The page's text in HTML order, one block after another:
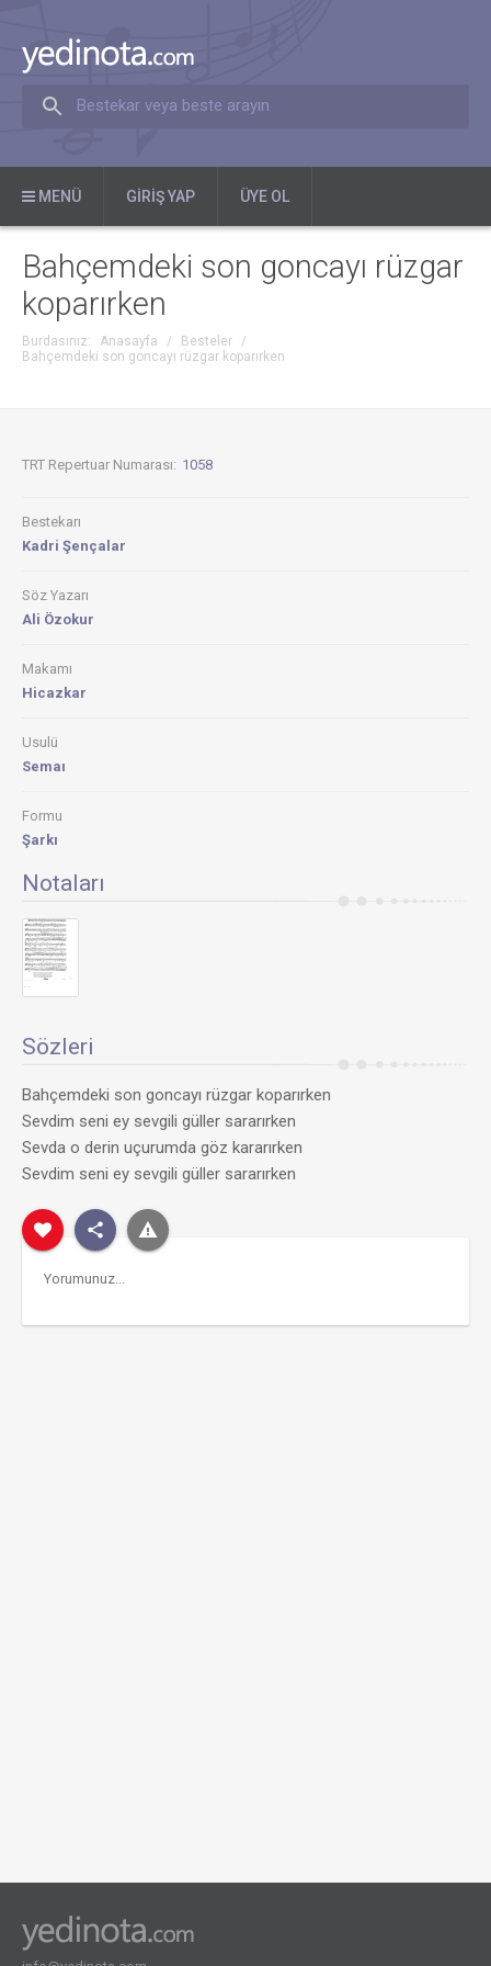
Bestekar veya beste arayın
MENÜ GIRIŞ YAP ÜYE OL
Bahçemdeki son goncayı rüzgar
koparırken
Burdasınız: Anasayfa / Besteler
/
Bahçemdeki son goncayı rüzgar koparırken
TRT Repertuar Numarası: 1058
Bestekarı
Kadri Şençalar
Söz Yazarı
Ali Özokur
Makamı
Hicazkar
Usulü
Semaı
Formu
Şarkı
Notaları
Sözleri
Bahçemdeki son goncayı rüzgar koparırken
Sevdim seni ey sevgili güller sararırken
Sevda o derin uçurumda göz kararırken
Sevdim seni ey sevgili güller sararırken